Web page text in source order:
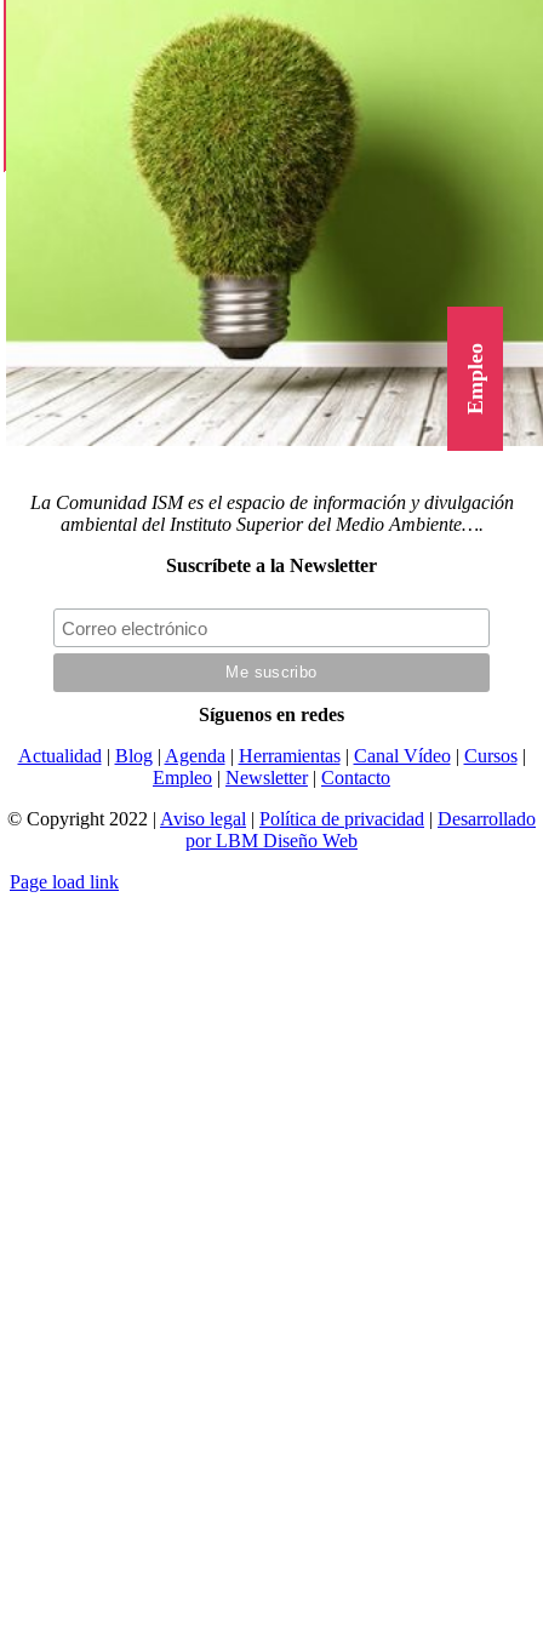
Empleo
La Comunidad ISM es el espacio de información y divulgación
ambiental del Instituto Superior del Medio Ambiente….
Suscríbete a la Newsletter
Síguenos en redes
Actualidad | Blog| Agenda | Herramientas| Canal Vídeo| Cursos|
Empleo | Newsletter| Contacto
© Copyright 2022 | Aviso legal | Política de privacidad | Desarrollado
por LBM Diseño Web
Page load link